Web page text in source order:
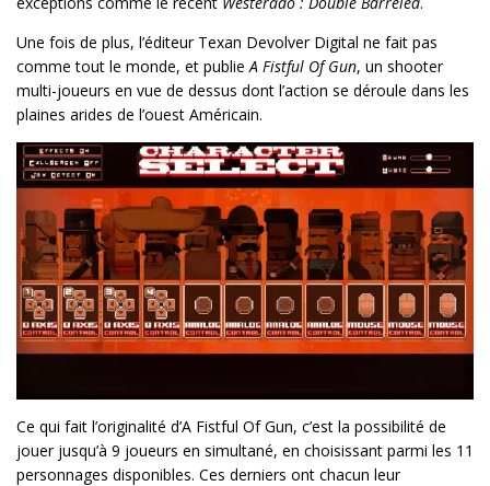
Une fois de plus, l’éditeur Texan Devolver Digital ne fait pas
comme tout le monde, et publieA Fistful Of Gun, un shooter
multi-joueurs en vue de dessus dont l’action se déroule dans les
plaines arides de l’ouest Américain.
Ce qui fait l’originalité d’A Fistful Of Gun, c’est la possibilité de
jouer jusqu’à 9 joueurs en simultané, en choisissant parmi les 11
personnages disponibles. Ces derniers ont chacun leur